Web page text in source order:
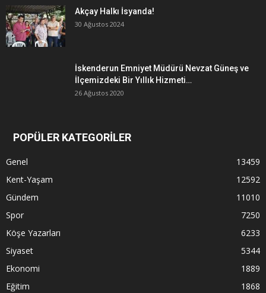
Akçay Halkı İsyanda!
30 Ağustos 2024
İskenderun Emniyet Müdürü Nevzat Güneş ve
İlçemizdeki Bir Yıllık Hizmeti…
26 Ağustos 2020
POPÜLER KATEGORİLER
Genel
13459
Kent-Yaşam
12592
Gündem
11010
Spor
7250
Köşe Yazarları
6233
Siyaset
5344
Ekonomi
1889
Eğitim
1868